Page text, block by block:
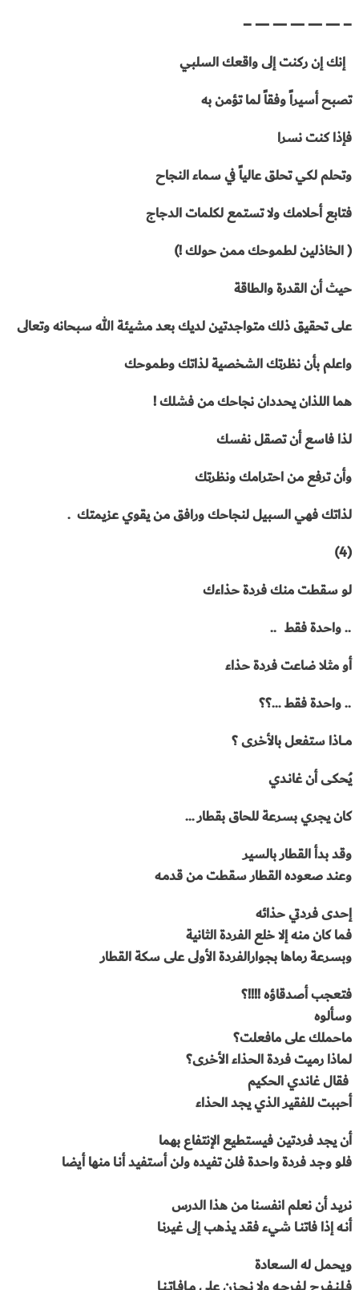
– — — — — — –
إنك إن ركنت إلى واقعك السلبي
تصبح أسيراً وفقاً لما تؤمن به
فإذا كنت نسرا
وتحلم لكي تحلق عالياً في سماء النجاح
فتابع أحلامك ولا تستمع لكلمات الدجاج
( الخاذلين لطموحك ممن حولك !)
حيث أن القدرة والطاقة
على تحقيق ذلك متواجدتين لديك بعد مشيئة الله سبحانه وتعالى
واعلم بأن نظرتك الشخصية لذاتك وطموحك
هما اللذان يحددان نجاحك من فشلك !
لذا فاسع أن تصقل نفسك
وأن ترفع من احترامك ونظرتك
لذاتك فهي السبيل لنجاحك ورافق من يقوي عزيمتك .
(4)
لو سقطت منك فردة حذاءك
.. واحدة فقط ..
أو مثلا ضاعت فردة حذاء
.. واحدة فقط …؟؟
مــــاذا ستفعل بالأخرى ؟
يُحكى أن غانـدي
كان يجري بسرعة للحاق بقطار …
وقد بدأ القطار بالسير
وعند صعوده القطار سقطت من قدمـه
إحدى فردتي حذائه
فما كان منه إلا خلع الفردة الثانية
وبسرعة رماها بجوارالفردة الأولى على سكة القطار
فتعجب أصدقاؤه !!!!؟
وسألوه
ماحملك على مافعلت؟
لماذا رميت فردة الحذاء الأخرى؟
فقال غاندي الحكيم
أحببت للفقير الذي يجد الحذاء
أن يجد فردتين فيستطيع الإنتفاع بهما
فلو وجد فردة واحدة فلن تفيدهولن أستفيد أنــا منها أيضا
نريـد أن نعلم انفسنا من هذا الدرس
أنــه إذا فاتنــا شيء فقد يذهب إلى غيرنــا
ويحمل له السعادة